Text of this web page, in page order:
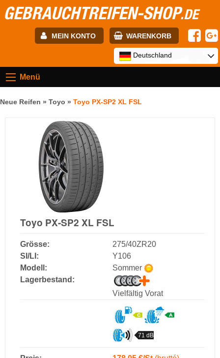
GEBRAUCHTREIFEN-SHOP.DE
MEIN KONTO WARENKORB
Passwort:
Registrierung
Deutschland
Menü
Neue Reifen » Toyo » Toyo PX-SP2 XL FSL
Toyo PX-SP2 XL FSL
Grösse:
SI/LI:
Modell:
Lagerbestand:
275/40ZR20
Y106
Sommer
Vielfältig Vorat
71 dB